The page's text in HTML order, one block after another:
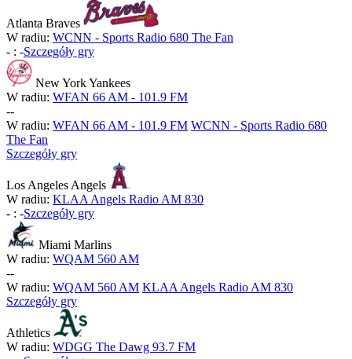
Atlanta Braves
W radiu: WCNN - Sports Radio 680 The Fan
- : -Szczegóły gry
New York Yankees
W radiu: WFAN 66 AM - 101.9 FM
--
W radiu: WFAN 66 AM - 101.9 FM WCNN - Sports Radio 680
The Fan
Szczegóły gry
Los Angeles Angels
W radiu: KLAA Angels Radio AM 830
- : -Szczegóły gry
Miami Marlins
W radiu: WQAM 560 AM
--
W radiu: WQAM 560 AM KLAA Angels Radio AM 830
Szczegóły gry
Athletics
W radiu: WDGG The Dawg 93.7 FM